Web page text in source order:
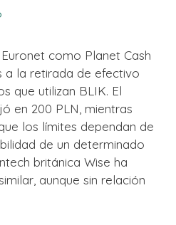
como Planet Cash
a la retirada de efectivo
que utilizan BLIK. El
en 200 PLN, mientras
los límites dependan de
de un determinado
británica Wise ha
aunque sin relación